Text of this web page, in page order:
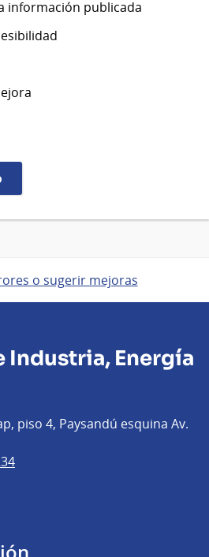
información publicada
o sugerir mejoras
Energía
piso 4, Paysandú esquina Av.